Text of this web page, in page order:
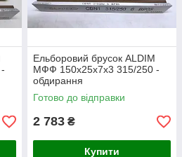
Ельборовий брусок ALDIM
МФФ 150х25х7х3 315/250 -
обдирання
Готово до відправки
2 783 ₴
Купити